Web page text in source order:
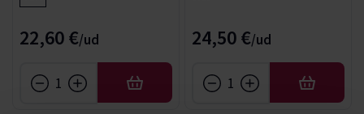
22,60 €
AFEGIR
24,50 €
AFEGIR